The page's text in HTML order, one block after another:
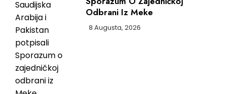
Odbrani Iz Meke
8 Augusta, 2026